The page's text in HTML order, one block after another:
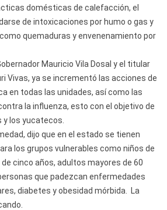
domésticas de calefacción, el
de intoxicaciones por humo o gas y
quemaduras y envenenamiento por
Mauricio Vila Dosal y el titular
Vivas, ya se incrementó las acciones de
en todas las unidades, así como las
la influenza, esto con el objetivo de
y los yucatecos.
dijo que en el estado se tienen
los grupos vulnerables como niños de
cinco años, adultos mayores de 60
que padezcan enfermedades
diabetes y obesidad mórbida. La